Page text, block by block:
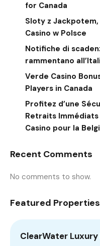
for Canada
Sloty z
Casino w Polsce
Notifiche di
rammentano
Verde Casino
Players in Canada
Profitez d’une
Retraits
Casino pour la
Recent Comments
No comments to show.
Featured Properties
ClearWater